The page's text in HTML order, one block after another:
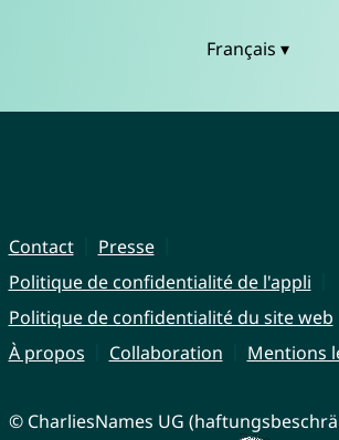
Français ▾
Contact
Presse
Politique de confidentialité de l'appli
Politique de confidentialité du site web
À propos
Collaboration Mentions
© CharliesNames UG